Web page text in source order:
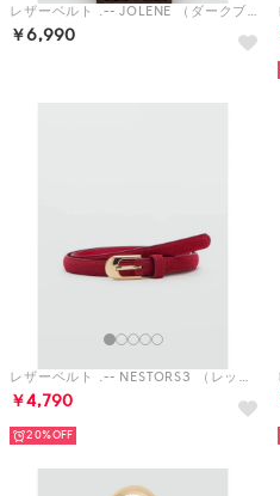
レザーベルト .-- JOLENE （ダークブラウン）
￥6,990
レザーベルト .-- NESTORS3 （レッド）
￥4,790
20%